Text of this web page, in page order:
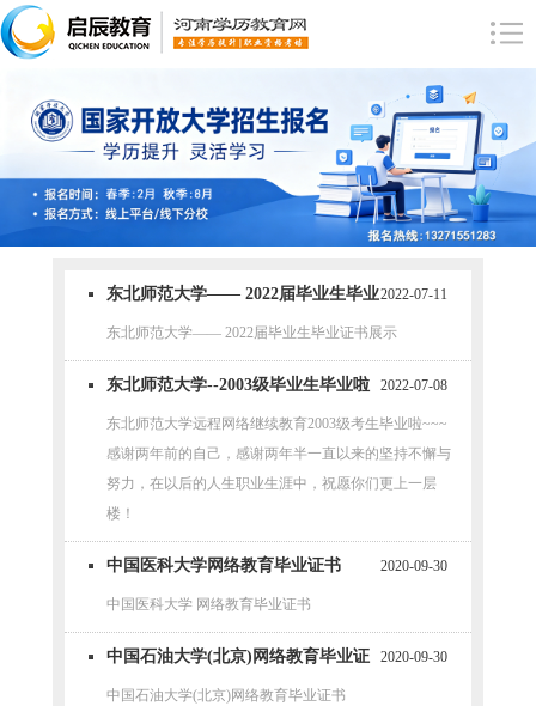
2022-07-11
东北师范大学—— 2022届毕业生毕业
证书展示
东北师范大学—— 2022届毕业生毕业证书展示
2022-07-08
东北师范大学--2003级毕业生毕业啦
~~~ 毕业证已到
东北师范大学远程网络继续教育2003级考生毕业啦~~~
感谢两年前的自己，感谢两年半一直以来的坚持不懈与
努力，在以后的人生职业生涯中，祝愿你们更上一层
楼！
2020-09-30
中国医科大学网络教育毕业证书
中国医科大学 网络教育毕业证书
2020-09-30
中国石油大学(北京)网络教育毕业证
书
中国石油大学(北京)网络教育毕业证书